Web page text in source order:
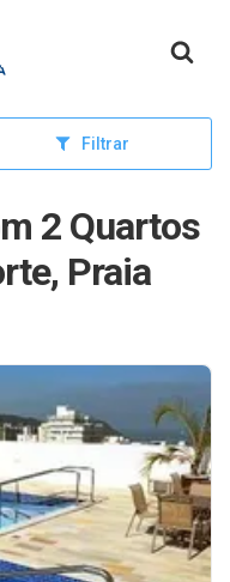
Filtrar
2 Quartos
Praia